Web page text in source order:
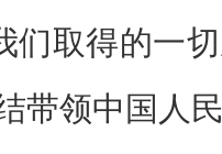
们取得的一
带领中国人